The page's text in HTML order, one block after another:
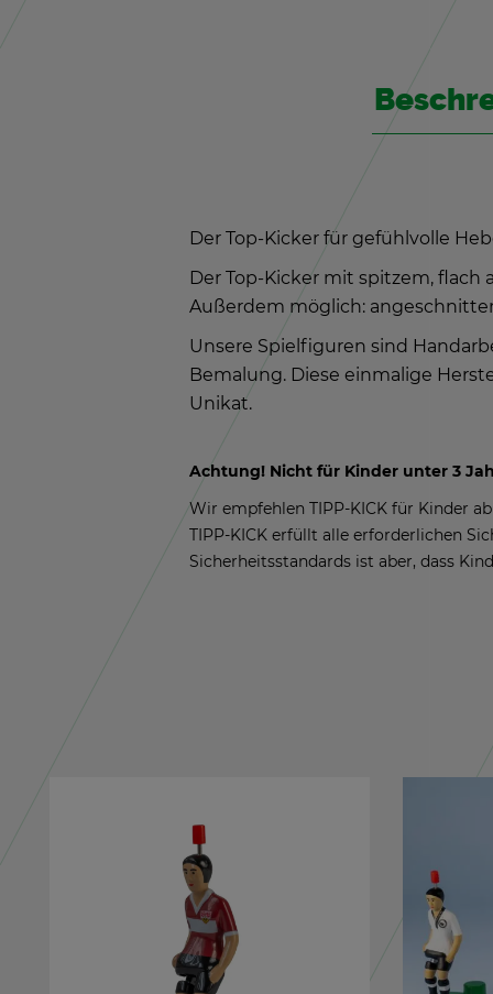
Der Top-Ki­cker für ge­fühl­vol­le
Der Top-Ki­cker mit spit­zem,
Au­ßer­dem mög­lich:
Un­se­re Spiel­fi­gu­ren sind
Be­ma­lung. Diese ein­ma­li­ge
Uni­kat.
Ach­tung! Nicht für Kin­der unter 3
Wir emp­feh­len TIPP-KICK für Kin­der
TIPP-KICK er­füllt alle er­for­der­li­chen
Si­cher­heits­stan­dards ist aber, dass